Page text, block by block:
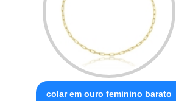
colar em ouro feminino barato